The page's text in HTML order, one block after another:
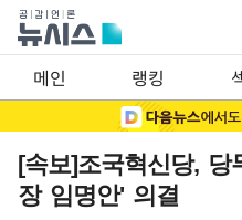
메인 랭킹
[속보]조국혁신당,
장 임명안' 의결